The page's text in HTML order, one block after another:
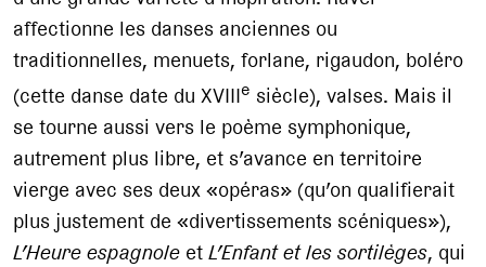
affectionne les danses anciennes ou
traditionnelles, menuets, forlane, rigaudon, boléro
(cette danse date du XVIIIe siècle), valses. Mais il
se tourne aussi vers le poème symphonique,
autrement plus libre, et s’avance en territoire
vierge avec ses deux «opéras» (qu’on qualifierait
plus justement de «divertissements scéniques»),
L’Heure espagnole etL’Enfant et les sortilèges, qui